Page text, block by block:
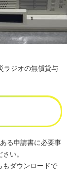
ラジオの無償貸与
る申請書に必要事
い。
もダウンロードで